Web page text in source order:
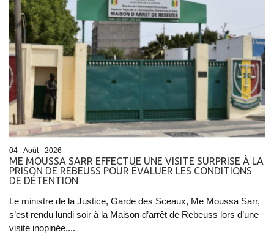
04 - Août - 2026
ME MOUSSA SARR EFFECTUE UNE VISITE SURPRISE À LA
PRISON DE REBEUSS POUR ÉVALUER LES CONDITIONS
DE DÉTENTION
Le ministre de la Justice, Garde des Sceaux, Me Moussa Sarr,
s’est rendu lundi soir à la Maison d’arrêt de Rebeuss lors d’une
visite inopinée....